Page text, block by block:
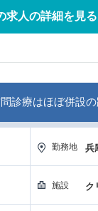
求人の詳細を見る
診療はほぼ併設
勤務地 兵
施設 ク